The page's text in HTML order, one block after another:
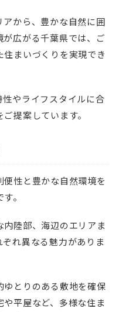
から、豊かな自然に囲
広がる千葉県では、ご
まいづくりを実現でき
やライフスタイルに合
提案しています。
性と豊かな自然環境を
。
陸部、海辺のエリアま
れ異なる魅力がありま
ゆとりのある敷地を確保
平屋など、多様な住ま